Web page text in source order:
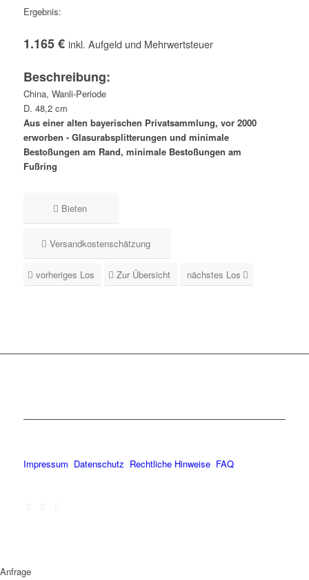
Ergebnis:
1.165 € inkl. Aufgeld und Mehrwertsteuer
Beschreibung:
China, Wanli-Periode
D. 48,2 cm
Aus einer alten bayerischen Privatsammlung, vor 2000
erworben - Glasurabsplitterungen und minimale
Bestoßungen am Rand, minimale Bestoßungen am
Fußring
Bieten
Versandkostenschätzung
vorheriges Los Zur Übersicht nächstes Los
Impressum Datenschutz Rechtliche Hinweise FAQ
Anfrage